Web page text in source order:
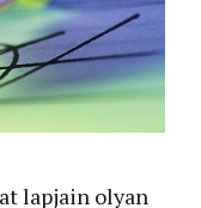
lapjain olyan